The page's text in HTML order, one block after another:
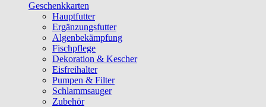
Geschenkkarten
Hauptfutter
Ergänzungsfutter
Algenbekämpfung
Fischpflege
Dekoration & Kescher
Eisfreihalter
Pumpen & Filter
Schlammsauger
Zubehör